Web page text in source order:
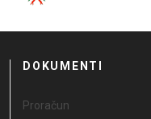
DOKUMENTI
Proračun